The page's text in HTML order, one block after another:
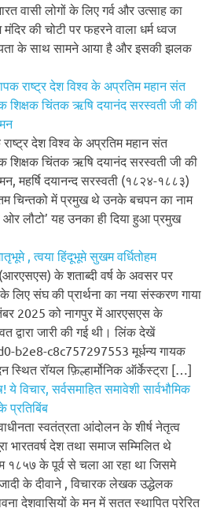
वासी लोगों के लिए गर्व और उत्साह का
की चोटी पर फहरने वाला धर्म ध्वज
के साथ सामने आया है और इसकी झलक
राष्ट्र देश विश्व के अप्रतिम महान संत
शिक्षक चिंतक ऋषि दयानंद सरस्वती जी की
देश विश्व के अप्रतिम महान संत
शिक्षक चिंतक ऋषि दयानंद सरस्वती जी की
महर्षि दयानन्द सरस्वती (१८२४-१८८३)
चिन्तको में प्रमुख थे उनके बचपन का नाम
ओर लौटो’ यह उनका ही दिया हुआ प्रमुख
, त्वया हिंदूभूमे सुखम वर्धितोहम
के शताब्दी वर्ष के अवसर पर
लिए संघ की प्रार्थना का नया संस्करण गाया
2025 को नागपुर में आरएसएस के
द्वारा जारी की गई थी। लिंक देखें
b2e8-c8c757297553 मूर्धन्य गायक
रॉयल फ़िल्हार्मोनिक ऑर्केस्ट्रा […]
ये विचार, सर्वसमाहित समावेशी सार्वभौमिक
प्रतिबिंब
स्वतंत्रता आंदोलन के शीर्ष नेतृत्व
भारतवर्ष देश तथा समाज सम्मिलित थे
१८५७ के पूर्व से चला आ रहा था जिसमे
के दीवाने , विचारक लेखक उद्धेलक
देशवासियों के मन में सतत स्थापित प्रेरित